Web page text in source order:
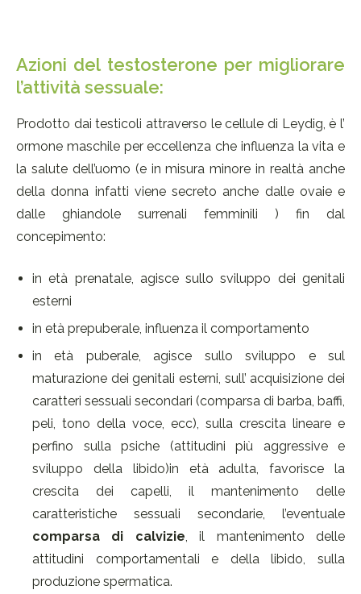
Azioni del testosterone per migliorare
l’attività sessuale:
Prodotto dai testicoli attraverso le cellule di Leydig, è l’
ormone maschile per eccellenza che influenza la vita e
la salute dell’uomo (e in misura minore in realtà anche
della donna infatti viene secreto anche dalle ovaie e
dalle ghiandole surrenali femminili ) fin dal
concepimento:
in età prenatale, agisce sullo sviluppo dei genitali
esterni
in età prepuberale, influenza il comportamento
in età puberale, agisce sullo sviluppo e sul
maturazione dei genitali esterni, sull’ acquisizione dei
caratteri sessuali secondari (comparsa di barba, baffi,
peli, tono della voce, ecc), sulla crescita lineare e
perfino sulla psiche (attitudini più aggressive e
sviluppo della libido)in età adulta, favorisce la
crescita dei capelli, il mantenimento delle
caratteristiche sessuali secondarie, l’eventuale
comparsa di calvizie, il mantenimento delle
attitudini comportamentali e della libido, sulla
produzione spermatica.